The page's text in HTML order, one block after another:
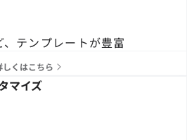
テンプレートが豊富
しくはこちら
マイズ